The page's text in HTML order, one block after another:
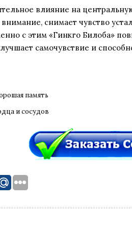
влияние на
снимает чувство
с этим «Гинкго Билоба»
самочувствие и
память
и сосудов